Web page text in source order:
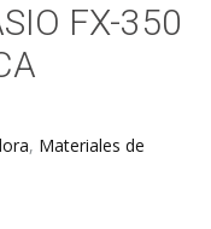
FX-350
, Materiales de